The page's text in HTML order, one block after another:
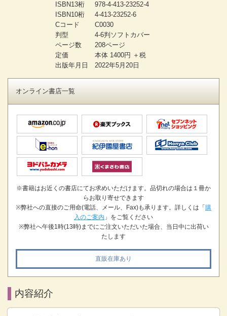
ISBN13桁
978-4-413-23252-4
ISBN10桁
4-413-23252-6
Cコード
C0030
判型
4-6判ソフトカバー
ページ数
208ページ
定価
本体 1400円 ＋税
出版年月日
2022年5月20日
オンライン書店一覧
※書籍はお近くの書店にてお求めいただけます。品切れの場合は１冊か
らお取り寄せできます
※弊社への直接のご用命(電話、メール、Fax)も承ります。詳しくは「 購
入のご案内 」をご覧ください
※弊社へ午後1時(13時)までにご注文いただいた場合、当日中に出荷い
たします
直販在庫あり
内容紹介